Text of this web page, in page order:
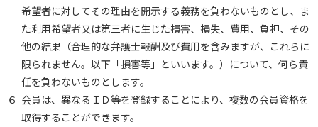
希望者に対してその理由を開示する義務を負わないものとし、ま
た利用希望者又は第三者に生じた損害、損失、費用、負担、その
他の結果（合理的な弁護士報酬及び費用を含みますが、これらに
限られません。以下「損害等」といいます。）について、何ら責
任を負わないものとします。
６ 会員は、異なるＩＤ等を登録することにより、複数の会員資格を
取得することができます。